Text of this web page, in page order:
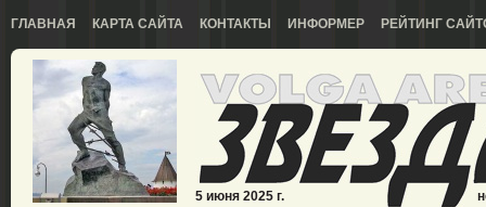
ГЛАВНАЯ КАРТА САЙТА КОНТАКТЫ ИНФОРМЕР РЕЙТИНГ
5 июня 2025 г.